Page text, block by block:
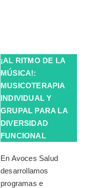
¡AL RITMO DE LA
MÚSICA!:
MUSICOTERAPIA
INDIVIDUAL Y
GRUPAL PARA LA
DIVERSIDAD
FUNCIONAL
En Avoces Salud
desarrollamos
programas e